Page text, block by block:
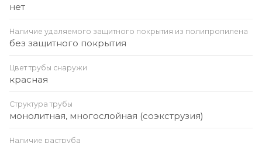
нет
Наличие удаляемого защитного покрытия из полипропилена
без защитного покрытия
Цвет трубы снаружи
красная
Структура трубы
монолитная, многослойная (соэкструзия)
Наличие раструба